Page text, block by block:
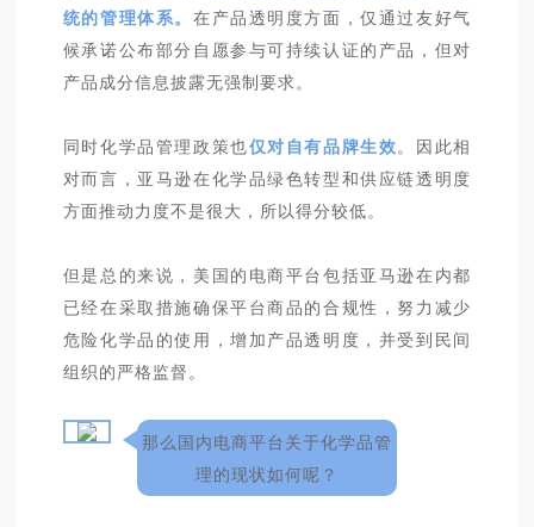
统的管理体系。 在产品透明度方面，仅通过友好气
候承诺公布部分自愿参与可持续认证的产品，但对
产品成分信息披露无强制要求。
同时化学品管理政策也仅对自有品牌生效。因此相
对而言，亚马逊在化学品绿色转型和供应链透明度
方面推动力度不是很大，所以得分较低。
但是总的来说，美国的电商平台包括亚马逊在内都
已经在采取措施确保平台商品的合规性，努力减少
危险化学品的使用，增加产品透明度，并受到民间
组织的严格监督。
那么国内电商平台关于化学品管
理的现状如何呢？